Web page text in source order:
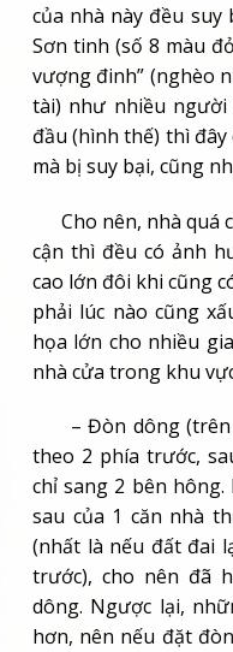
của nhà này đều suy
Sơn tinh (số 8 màu
vượng đinh” (nghèo
tài) như nhiều
đầu (hình thế) thì
mà bị suy bại, cũng
Cho nên, nhà quá
cận thì đều có ảnh
cao lớn đôi khi cũng
phải lúc nào cũng
họa lớn cho nhiều
nhà cửa trong khu
– Đòn dông (trên
theo 2 phía trước,
chỉ sang 2 bên
sau của 1 căn nhà
(nhất là nếu đất đai
trước), cho nên đã
dông. Ngược lại,
hơn, nên nếu đặt